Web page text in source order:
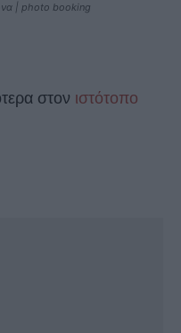
| photo booking
στον ιστότοπο